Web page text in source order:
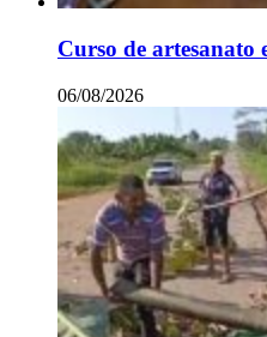
Curso de artesanato
06/08/2026